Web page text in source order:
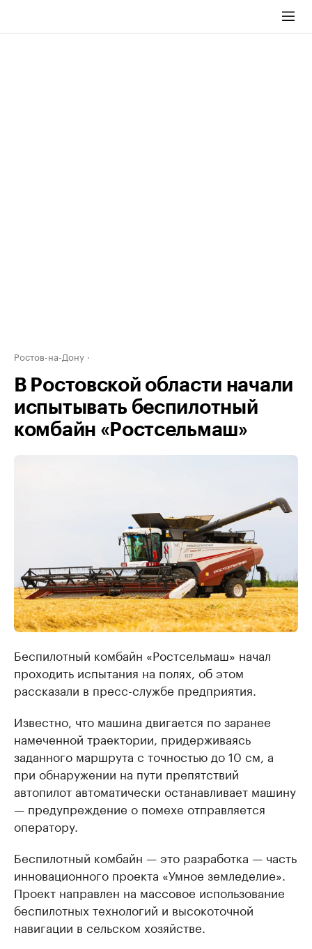
Ростов-на-Дону
В Ростовской области начали
испытывать беспилотный
комбайн «Ростсельмаш»
Беспилотный комбайн «Ростсельмаш» начал
проходить испытания на полях, об этом
рассказали в пресс-службе предприятия.
Известно, что машина двигается по заранее
намеченной траектории, придерживаясь
заданного маршрута с точностью до 10 см, а
при обнаружении на пути препятствий
автопилот автоматически останавливает машину
— предупреждение о помехе отправляется
оператору.
Беспилотный комбайн — это разработка — часть
инновационного проекта «Умное земледелие».
Проект направлен на массовое использование
беспилотных технологий и высокоточной
навигации в сельском хозяйстве.